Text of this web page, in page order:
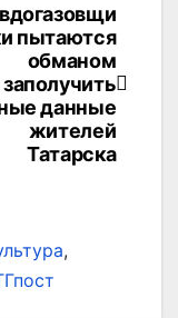
пытаются
обманом
заполучить
данные
жителей
Татарска
,